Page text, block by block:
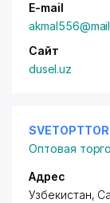
E-mail
Сайт
dusel.uz
Оптовая
Адрес
Узбекистан,